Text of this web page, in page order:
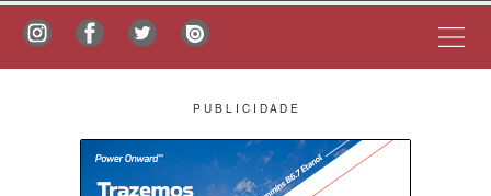
P U B L I C I D A D E